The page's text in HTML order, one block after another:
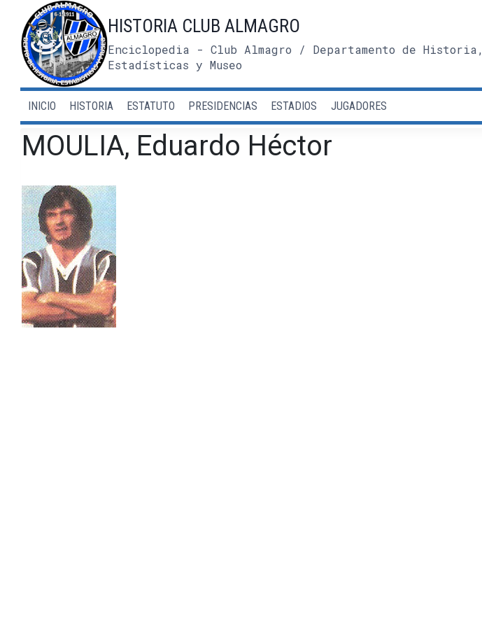
contenido
HISTORIA CLUB ALMAGRO
Enciclopedia - Club Almagro / Departamento de Historia,
Estadísticas y Museo
INICIO HISTORIA ESTATUTO PRESIDENCIAS ESTADIOS JUGADORES
MOULIA, Eduardo Héctor